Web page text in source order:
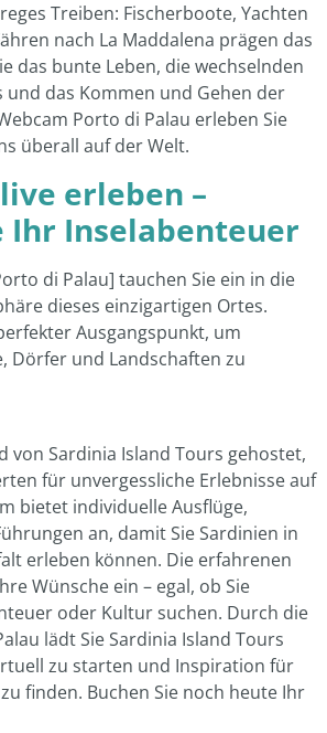
Treiben: Fischerboote, Yachten
nach La Maddalena prägen das
das bunte Leben, die wechselnden
und das Kommen und Gehen der
Porto di Palau erleben Sie
überall auf der Welt.
erleben –
Ihr Inselabenteuer
di Palau] tauchen Sie ein in die
dieses einzigartigen Ortes.
Ausgangspunkt, um
Dörfer und Landschaften zu
von Sardinia Island Tours gehostet,
für unvergessliche Erlebnisse auf
bietet individuelle Ausflüge,
an, damit Sie Sardinien in
erleben können. Die erfahrenen
Wünsche ein – egal, ob Sie
oder Kultur suchen. Durch die
lädt Sie Sardinia Island Tours
zu starten und Inspiration für
finden. Buchen Sie noch heute Ihr